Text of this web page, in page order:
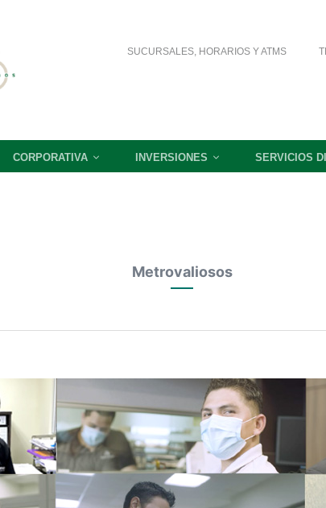
SUCURSALES, HORARIOS Y ATMS
CORPORATIVA INVERSIONES SERVICIOS
Metrovaliosos